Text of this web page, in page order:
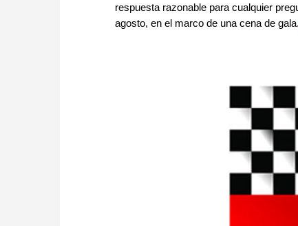
respuesta razonable para cualquier
agosto, en el marco de una cena de gala.